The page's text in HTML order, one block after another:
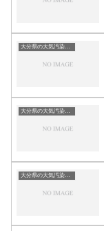
大分県の大気汚染・PM2.5・黄砂・エアロゾルの数値
大分県の大気汚染・PM2.5・黄砂・エアロゾルの数値
大分県の大気汚染・PM2.5・黄砂・エアロゾルの数値